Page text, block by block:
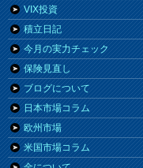
VIX投資
積立日記
今月の実力チェック
保険見直し
ブログについて
日本市場コラム
欧州市場
米国市場コラム